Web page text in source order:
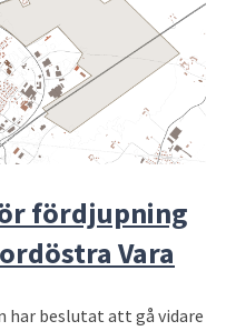
fördjupning
Vara
har beslutat att gå vidare